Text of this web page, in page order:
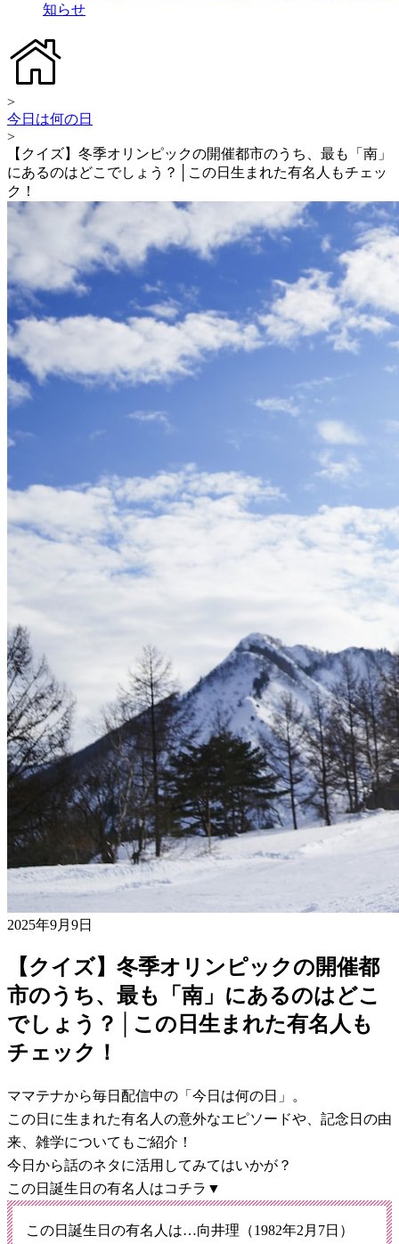
知らせ
>
今日は何の日
>
【クイズ】冬季オリンピックの開催都市のうち、最も「南」
にあるのはどこでしょう？│この日生まれた有名人もチェッ
ク！
2025年9月9日
【クイズ】冬季オリンピックの開催都
市のうち、最も「南」にあるのはどこ
でしょう？│この日生まれた有名人も
チェック！
ママテナから毎日配信中の「今日は何の日」。
この日に生まれた有名人の意外なエピソードや、記念日の由
来、雑学についてもご紹介！
今日から話のネタに活用してみてはいかが？
この日誕生日の有名人はコチラ▼
この日誕生日の有名人は…向井理（1982年2月7日）